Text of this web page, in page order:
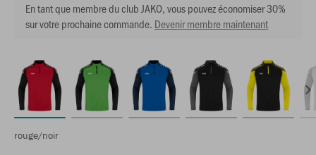
En tant que membre du club JAKO, vous pouvez économiser 30%
sur votre prochaine commande. Devenir membre maintenant
rouge/noir